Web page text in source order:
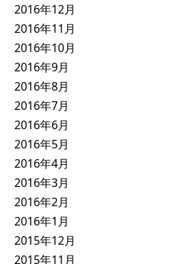
2016年12月
2016年11月
2016年10月
2016年9月
2016年8月
2016年7月
2016年6月
2016年5月
2016年4月
2016年3月
2016年2月
2016年1月
2015年12月
2015年11月